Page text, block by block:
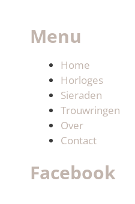
Menu
Home
Horloges
Sieraden
Trouwringen
Over
Contact
Facebook